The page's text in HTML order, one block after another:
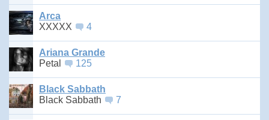
Arca
XXXXX
4
Ariana Grande
Petal
125
Black Sabbath
Black Sabbath
7